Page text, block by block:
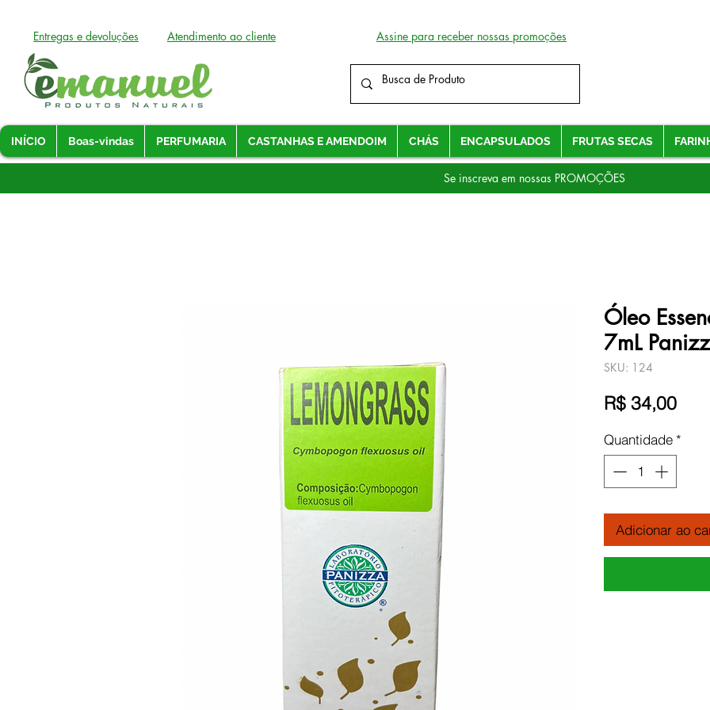
Atendimento ao cliente
Entregas e devoluções Assine para receber nossas promoções
INÍCIO Boas-vindas PERFUMARIA CASTANHAS E AMENDOIM CHÁS ENCAPSULADOS FRUTAS SECAS
Se inscreva em nossas PROMOÇÕES
Óleo
7mL
SKU: 124
R$ 34,00
Quantidade *
Adicionar ao